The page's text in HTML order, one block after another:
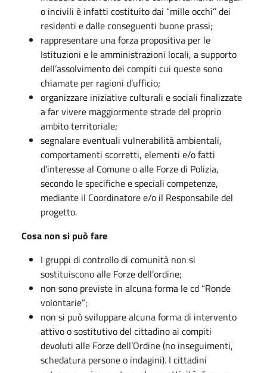
o incivili è infatti costituito dai “mille occhi” dei
residenti e dalle conseguenti buone prassi;
rappresentare una forza propositiva per le
Istituzioni e le amministrazioni locali, a supporto
dell’assolvimento dei compiti cui queste sono
chiamate per ragioni d’ufficio;
organizzare iniziative culturali e sociali finalizzate
a far vivere maggiormente strade del proprio
ambito territoriale;
segnalare eventuali vulnerabilità ambientali,
comportamenti scorretti, elementi e/o fatti
d’interesse al Comune o alle Forze di Polizia,
secondo le specifiche e speciali competenze,
mediante il Coordinatore e/o il Responsabile del
progetto.
Cosa non si può fare
I gruppi di controllo di comunità non si
sostituiscono alle Forze dell’ordine;
non sono previste in alcuna forma le cd “Ronde
volontarie”;
non si può sviluppare alcuna forma di intervento
attivo o sostitutivo del cittadino ai compiti
devoluti alle Forze dell’Ordine (no inseguimenti,
schedatura persone o indagini). I cittadini